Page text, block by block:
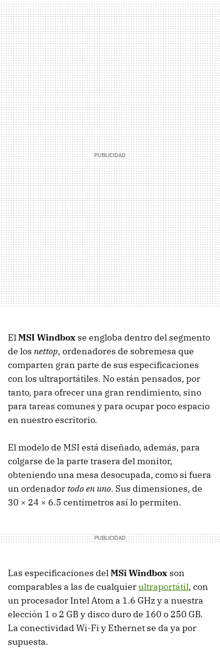
ElMSIWindbox se engloba dentro del segmento
de los nettop, ordenadores de sobremesa que
comparten gran parte de sus especificaciones
con los ultraportátiles. No están pensados, por
tanto, para ofrecer una gran rendimiento, sino
para tareas comunes y para ocupar poco espacio
en nuestro escritorio.
El modelo de MSIestá diseñado, además, para
colgarse de la parte trasera del monitor,
obteniendo una mesa desocupada, como si fuera
un ordenador todo en uno. Sus dimensiones, de
30 × 24 × 6.5 centímetros así lo permiten.
Las especificaciones delMSi Windbox son
comparables a las de cualquierultraportátil, con
un procesador Intel Atom a 1.6 GHz y a nuestra
elección 1 o 2 GB y disco duro de 160 o 250 GB.
La conectividad Wi-Fi y Ethernet se da ya por
supuesta.